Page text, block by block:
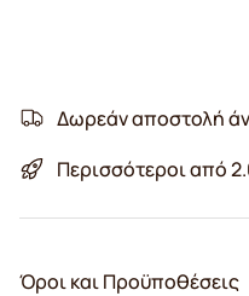
Δωρεάν αποστολή
Περισσότεροι από
Όροι και Προϋποθέσεις